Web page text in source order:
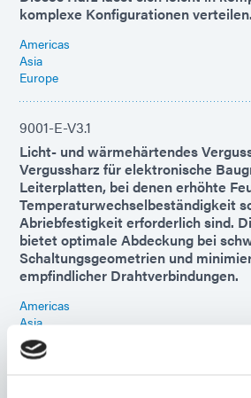
komplexe Konfigurationen verteilen.
Americas
Asia
Europe
9001-E-V3.1
Licht- und wärmehärtendes
Vergussharz für elektronische
Leiterplatten, bei denen erhöhte
Temperaturwechselbeständigkeit
Abriebfestigkeit erforderlich sind.
bietet optimale Abdeckung bei
Schaltungsgeometrien und
empfindlicher Drahtverbindungen.
Americas
Asia
Europe